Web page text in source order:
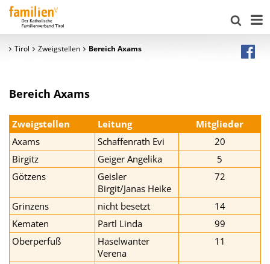
Tirol Zweigstellen Bereich Axams
Bereich Axams
Zweigstellen Leitung
Mitglieder
Axams
Schaffenrath Evi
20
Birgitz
Geiger Angelika
5
Götzens
Geisler
Birgit/Janas Heike
72
Grinzens nicht besetzt
14
Kematen
Partl Linda
99
Oberperfuß
Haselwanter
Verena
11